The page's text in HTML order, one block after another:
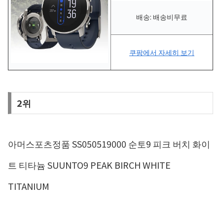
배송: 배송비무료
쿠팡에서 자세히 보기
2위
아머스포츠정품 SS050519000 순토9 피크 버치 화이
트 티타늄 SUUNTO9 PEAK BIRCH WHITE
TITANIUM